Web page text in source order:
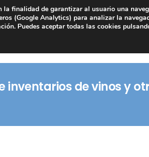
inventarios de vinos y
la finalidad de garantizar al usuario una
(Google Analytics) para analizar la
Puedes aceptar todas las cookies